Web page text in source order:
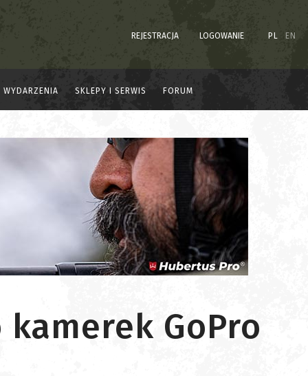
REJESTRACJA LOGOWANIE PL EN
WYDARZENIA SKLEPY I SERWIS FORUM
GoPro